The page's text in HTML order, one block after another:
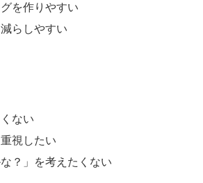
を作りやすい
らしやすい
ない
視したい
な？」を考えたくない